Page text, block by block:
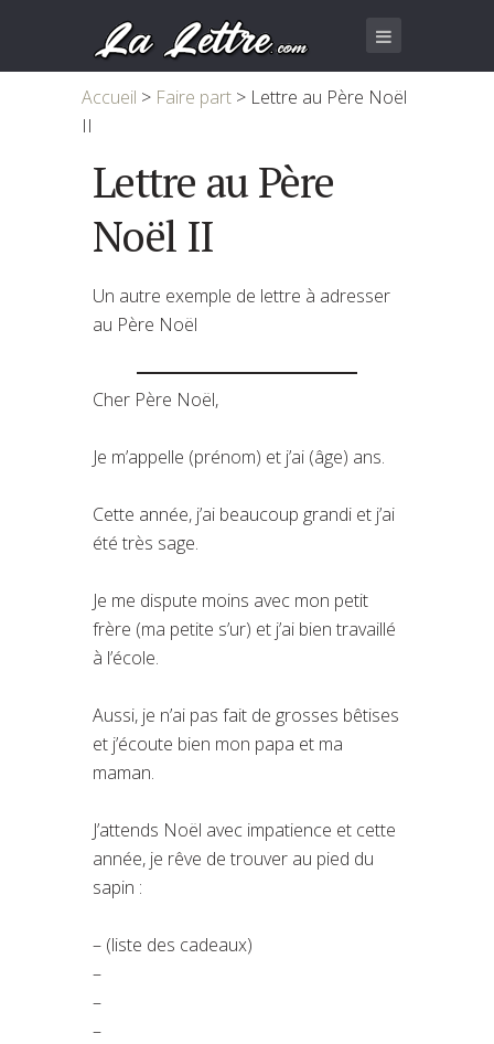
Accueil > Faire part > Lettre au Père Noël
II
Lettre au Père
Noël II
Un autre exemple de lettre à adresser
au Père Noël
Cher Père Noël,
Je m’appelle (prénom) et j’ai (âge) ans.
Cette année, j’ai beaucoup grandi et j’ai
été très sage.
Je me dispute moins avec mon petit
frère (ma petite s’ur) et j’ai bien travaillé
à l’école.
Aussi, je n’ai pas fait de grosses bêtises
et j’écoute bien mon papa et ma
maman.
J’attends Noël avec impatience et cette
année, je rêve de trouver au pied du
sapin :
– (liste des cadeaux)
–
–
–